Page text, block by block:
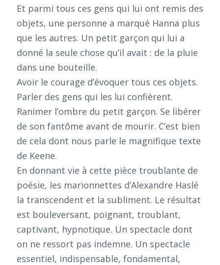
Et parmi tous ces gens qui lui ont remis des
objets, une personne a marqué Hanna plus
que les autres. Un petit garçon qui lui a
donné la seule chose qu’il avait : de la pluie
dans une bouteille.
Avoir le courage d’évoquer tous ces objets.
Parler des gens qui les lui confièrent.
Ranimer l’ombre du petit garçon. Se libérer
de son fantôme avant de mourir. C’est bien
de cela dont nous parle le magnifique texte
de Keene.
En donnant vie à cette pièce troublante de
poésie, les marionnettes d’Alexandre Haslé
la transcendent et la subliment. Le résultat
est bouleversant, poignant, troublant,
captivant, hypnotique. Un spectacle dont
on ne ressort pas indemne. Un spectacle
essentiel, indispensable, fondamental,